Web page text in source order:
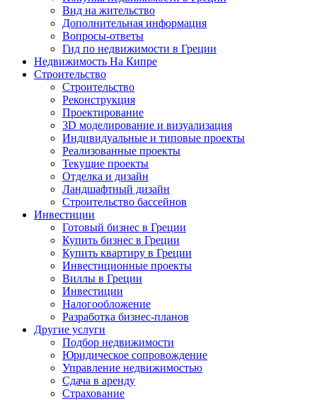
Вид на жительство
Дополнительная информация
Вопросы-ответы
Гид по недвижимости в Греции
Недвижимость На Кипре
Строительство
Строительство
Реконструкция
Проектирование
3D моделирование и визуализация
Индивидуальные и типовые проекты
Реализованные проекты
Текущие проекты
Отделка и дизайн
Ландшафтный дизайн
Строительство бассейнов
Инвестиции
Готовый бизнес в Греции
Купить бизнес в Греции
Купить квартиру в Греции
Инвестиционные проекты
Виллы в Греции
Инвестиции
Налогообложение
Разработка бизнес-планов
Другие услуги
Подбор недвижимости
Юридическое сопровождение
Управление недвижимостью
Сдача в аренду
Страхование